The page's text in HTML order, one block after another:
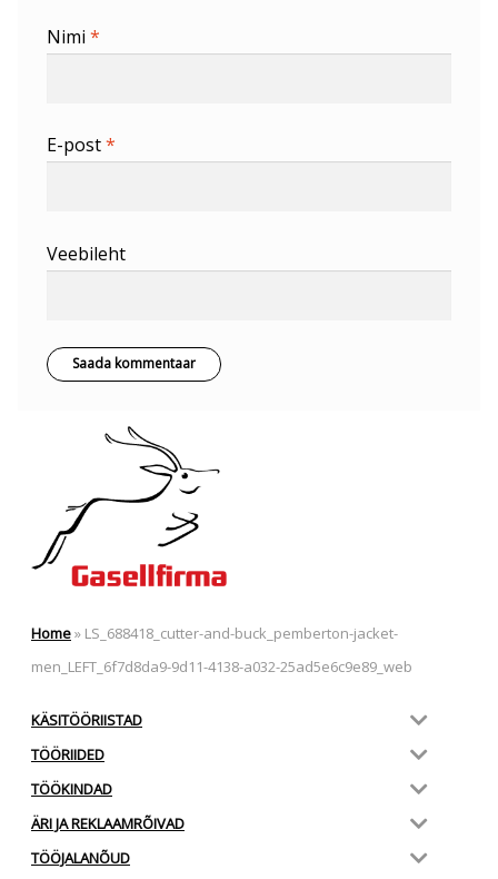
Nimi *
E-post*
Veebileht
Home» LS_688418_cutter-and-buck_pemberton-jacket-
men_LEFT_6f7d8da9-9d11-4138-a032-25ad5e6c9e89_web
KÄSITÖÖRIISTAD
TÖÖRIIDED
TÖÖKINDAD
ÄRI JA REKLAAMRÕIVAD
TÖÖJALANÕUD